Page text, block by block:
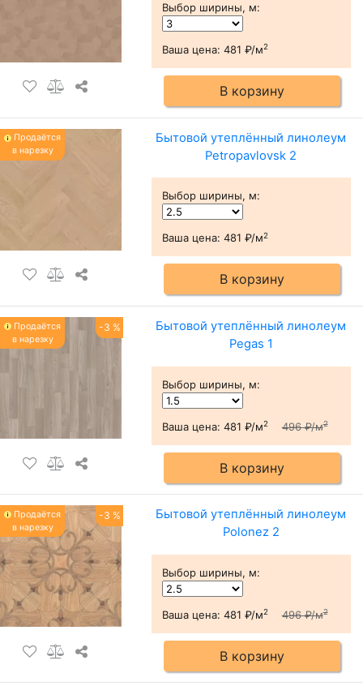
Выбор ширины, м:
Ваша цена: 481 ₽/м2
В корзину
Продаётся
в нарезку
Бытовой утеплённый линолеум
Petropavlovsk 2
Выбор ширины, м:
Ваша цена: 481 ₽/м2
В корзину
-3 %
Продаётся
в нарезку
Бытовой утеплённый линолеум
Pegas 1
Выбор ширины, м:
Ваша цена: 481 ₽/м2 496 ₽/м2
В корзину
-3 %
Продаётся
в нарезку
Бытовой утеплённый линолеум
Polonez 2
Выбор ширины, м:
Ваша цена: 481 ₽/м2 496 ₽/м2
В корзину